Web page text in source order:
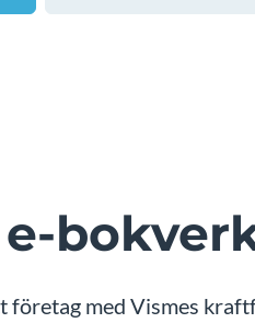
med Vismes